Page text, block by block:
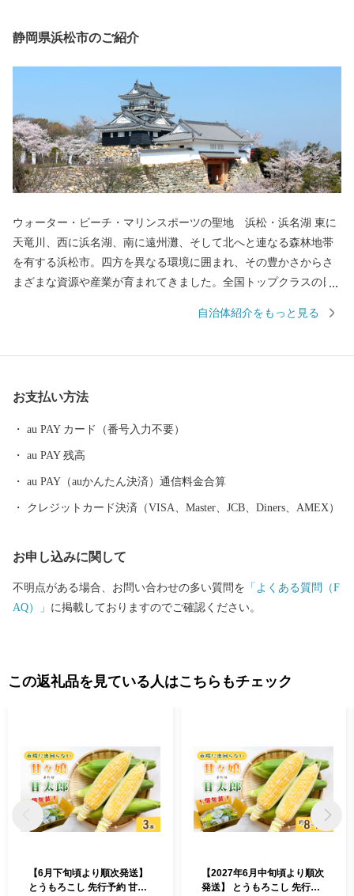
静岡県浜松市のご紹介
ウォーター・ビーチ・マリンスポーツの聖地 浜松・浜名湖 東に
天竜川、西に浜名湖、南に遠州灘、そして北へと連なる森林地帯
を有する浜松市。四方を異なる環境に囲まれ、その豊かさからさ
まざまな資源や産業が育まれてきました。全国トップクラスの日
ほか、楽器やオートバイ、繊維、食品など、ものづくりの街は生
まなウォーター・ビーチ・マリンスポーツを楽しむことができ、
自治体紹介をもっと見る
お支払い方法
au PAY カード（番号入力不要）
au PAY 残高
au PAY（auかんたん決済）通信料金合算
クレジットカード決済（VISA、Master、JCB、Diners、AMEX）
お申し込みに関して
不明点がある場合、お問い合わせの多い質問を 「よくある質問（F
AQ）」 に掲載しておりますのでご確認ください。
この返礼品を見ている人はこちらもチェック
【6月下旬頃より順次発送】
とうもろこし 先行予約 甘々
【2027年6月中旬頃より順次
発送】 とうもろこし 先行予